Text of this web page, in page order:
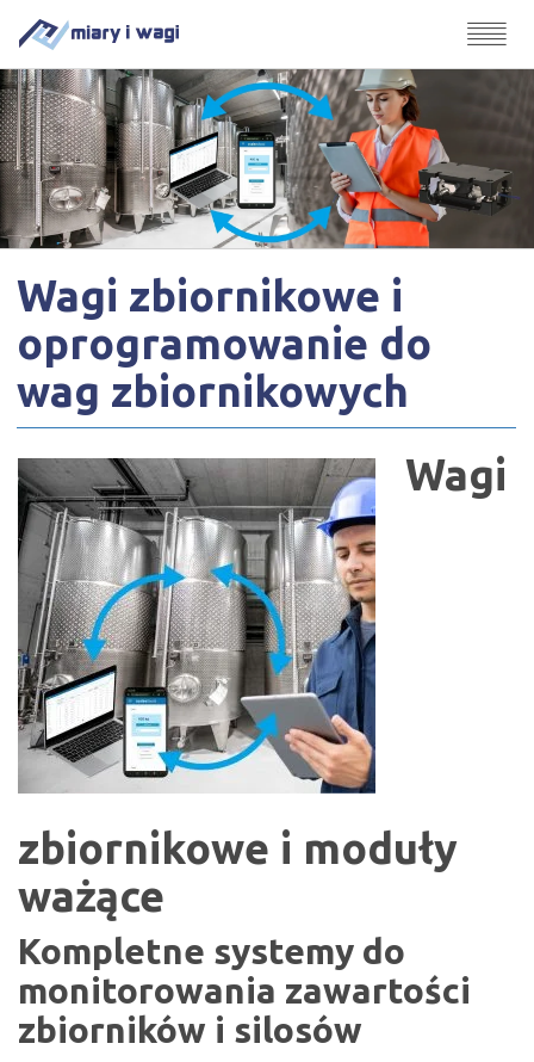
Wagi zbiornikowe i
oprogramowanie do
wag zbiornikowych
Wagi
zbiornikowe i moduły
ważące
Kompletne systemy do
monitorowania zawartości
zbiorników i silosów